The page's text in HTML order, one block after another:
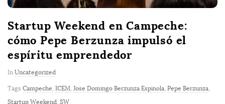
Startup Weekend en Campeche:
cómo Pepe Berzunza impulsó el
espíritu emprendedor
In Uncategorized
Tags Campeche, ICEM, Jose Domingo Berzunza Espinola, Pepe Berzunza,
Startup Weekend, SW